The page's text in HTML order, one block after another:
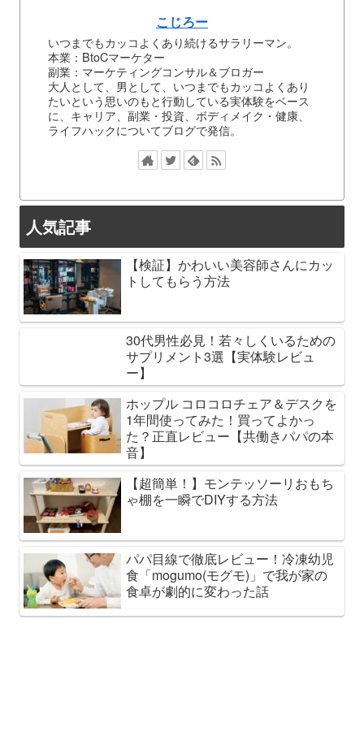
こじろー
いつまでもカッコよくあり続けるサラリーマン。
本業：BtoCマーケター
副業：マーケティングコンサル＆ブロガー
大人として、男として、いつまでもカッコよくあり
たいという思いのもと行動している実体験をベース
に、キャリア、副業・投資、ボディメイク・健康、
ライフハックについてブログで発信。
人気記事
【検証】かわいい美容師さんにカッ
トしてもらう方法
30代男性必見！若々しくいるための
サプリメント3選【実体験レビュ
ー】
ホップル コロコロチェア＆デスクを
1年間使ってみた！買ってよかっ
た？正直レビュー【共働きパパの本
音】
【超簡単！】モンテッソーリおもち
ゃ棚を一瞬でDIYする方法
パパ目線で徹底レビュー！冷凍幼児
食「mogumo(モグモ)」で我が家の
食卓が劇的に変わった話